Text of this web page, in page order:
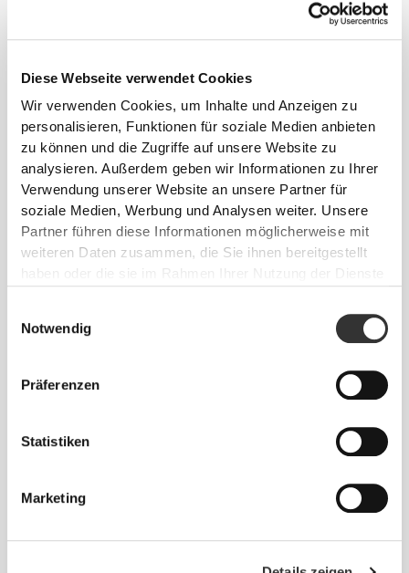
Diese Webseite verwendet Cookies
Wir verwenden Cookies, um Inhalte und Anzeigen zu
personalisieren, Funktionen für soziale Medien anbieten
zu können und die Zugriffe auf unsere Website zu
analysieren. Außerdem geben wir Informationen zu Ihrer
Verwendung unserer Website an unsere Partner für
soziale Medien, Werbung und Analysen weiter. Unsere
Partner führen diese Informationen möglicherweise mit
weiteren Daten zusammen, die Sie ihnen bereitgestellt
haben oder die sie im Rahmen Ihrer Nutzung der Dienste
Notwendig
Präferenzen
Statistiken
Marketing
verfügt überMikroöffnungen, die den
Luftstrom fördern undWärme ableiten—
für einkühleres, trockeneresund
komfortableresTragegefühl. Das Ergebnis?
Ein Stoff, derganztägige Frische, Freiheit
undLeistungbietet.
PRODUKTMERKMALE
Feuchtigkeitsmanagement leitet Schweiß
für ein trockenes Hautgefühl und
Geruchskontrolle durch antibakterielle